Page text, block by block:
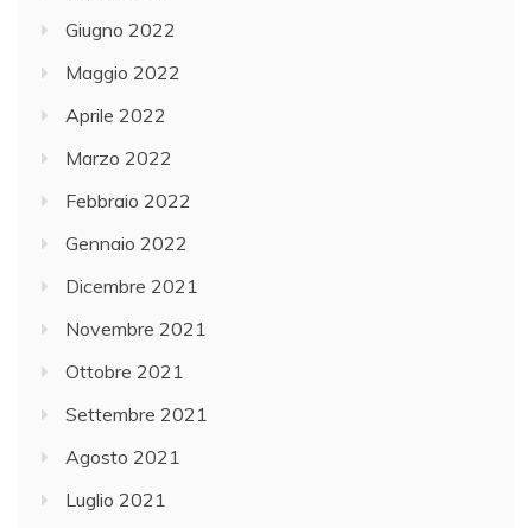
Giugno 2022
Maggio 2022
Aprile 2022
Marzo 2022
Febbraio 2022
Gennaio 2022
Dicembre 2021
Novembre 2021
Ottobre 2021
Settembre 2021
Agosto 2021
Luglio 2021